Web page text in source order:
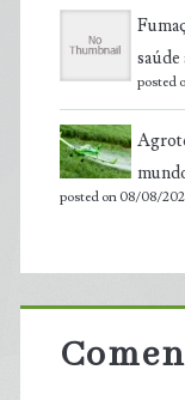
posted
posted on 08/08/